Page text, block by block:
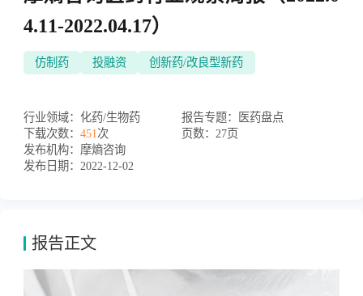
4.11-2022.04.17）
仿制药 投融资 创新药/改良型新药
行业领域： 化药/生物药 报告专题：
医药盘点
下载次数： 451次 页数： 27页
发布机构： 摩熵咨询
发布日期： 2022-12-02
报告正文